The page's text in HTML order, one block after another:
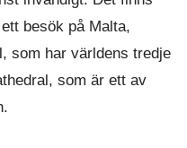
besök på Malta,
som har världens tredje
som är ett av